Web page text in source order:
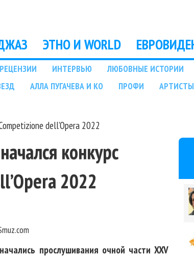
ЭТНО И WORLD
РЕЦЕНЗИИ ИНТЕРВЬЮ ЛЮБОВНЫЕ ИСТОРИИ
АЛЛА ПУГАЧЕВА И КО ПРОФИ АРТИСТЫ
dell’Opera 2022
конкурс
2022
прослушивания очной части XXV